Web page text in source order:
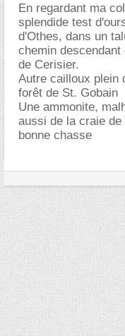
En regardant ma
splendide test
d'Othes, dans un
chemin
de Cerisier.
Autre cailloux plein
forêt de St. Gobain
Une ammonite,
aussi de la craie
bonne chasse